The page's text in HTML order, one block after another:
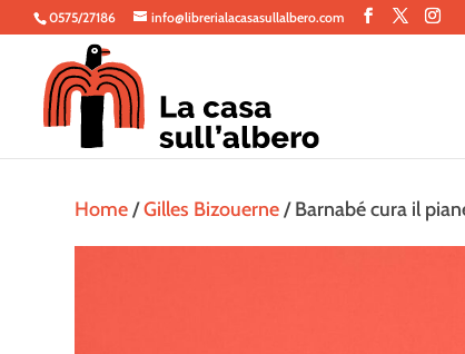
0575/27186 info@librerialacasasullalbero.com
Home/Gilles Bizouerne/ Barnabé cura il